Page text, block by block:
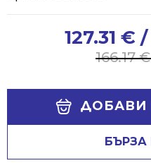
166.17€
166.17 €
127.31 € /
127.31 €
ДОБАВИ
БЪРЗА